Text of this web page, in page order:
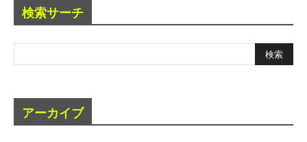
検索サーチ
アーカイブ